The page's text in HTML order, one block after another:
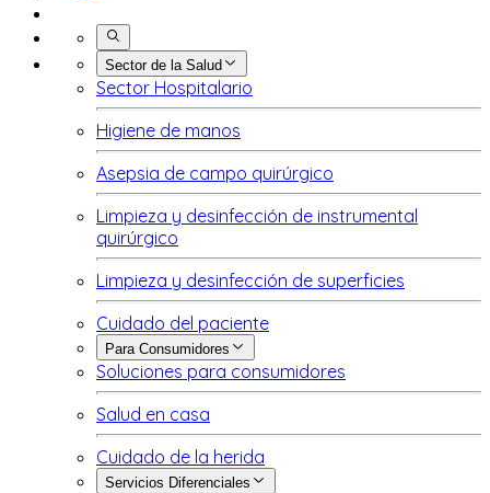
Buscar
Sector de la Salud
Sector Hospitalario
Higiene de manos
Asepsia de campo quirúrgico
Limpieza y desinfección de instrumental
quirúrgico
Limpieza y desinfección de superficies
Cuidado del paciente
Para Consumidores
Soluciones para consumidores
Salud en casa
Cuidado de la herida
Servicios Diferenciales